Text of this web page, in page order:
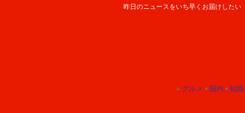
昨日のニュースをいち早くお届けしたい
» グルメ • 国内 • 知識